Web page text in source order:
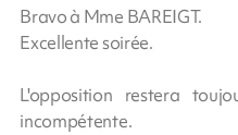
Bravo à Mme BAREIGT.
Excellente soirée.
L'opposition restera
incompétente.